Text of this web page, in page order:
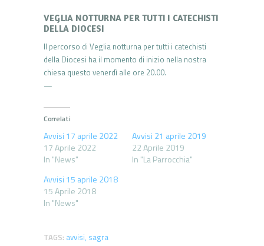
VEGLIA NOTTURNA PER TUTTI I CATECHISTI
DELLA DIOCESI
Il percorso di Veglia notturna per tutti i catechisti
della Diocesi ha il momento di inizio nella nostra
chiesa questo venerdì alle ore 20.00.
—
Correlati
Avvisi 17 aprile 2022
17 Aprile 2022
In "News"
Avvisi 21 aprile 2019
22 Aprile 2019
In "La Parrocchia"
Avvisi 15 aprile 2018
15 Aprile 2018
In "News"
TAGS: avvisi, sagra